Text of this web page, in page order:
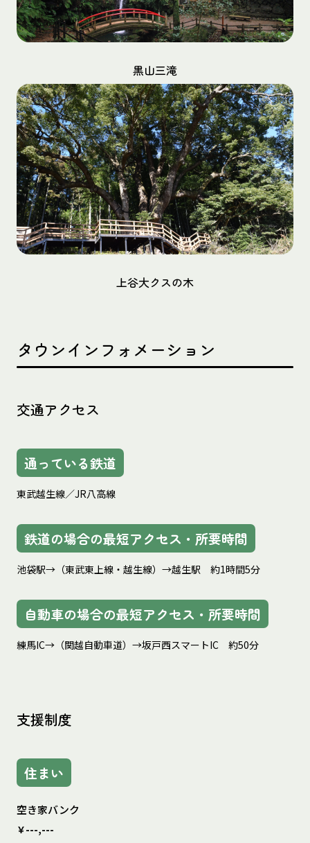
黒山三滝
上谷大クスの木
タウンインフォメーション
交通アクセス
通っている鉄道
東武越生線／JR八高線
鉄道の場合の最短アクセス・所要時間
池袋駅→（東武東上線・越生線）→越生駅　約1時間5分
自動車の場合の最短アクセス・所要時間
練馬IC→（関越自動車道）→坂戸西スマートIC　約50分
支援制度
住まい
空き家バンク
￥---,---